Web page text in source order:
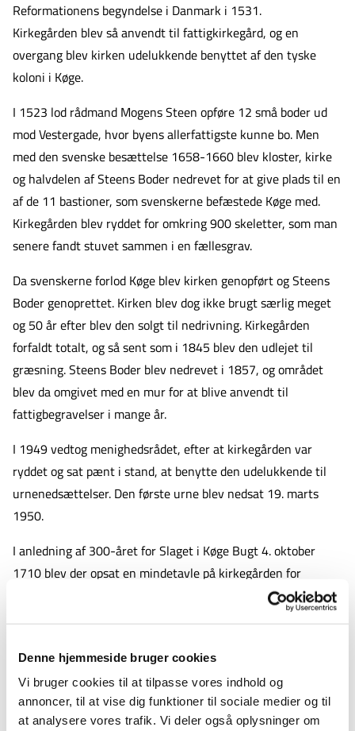
Denne hjemmeside bruger cookies
Vi bruger cookies til at tilpasse vores indhold og
annoncer, til at vise dig funktioner til sociale medier og til
at analysere vores trafik. Vi deler også oplysninger om
Reformationens begyndelse i Danmark i 1531.
Kirkegården blev så anvendt til fattigkirkegård, og en
overgang blev kirken udelukkende benyttet af den tyske
koloni i Køge.
I 1523 lod rådmand Mogens Steen opføre 12 små boder ud
mod Vestergade, hvor byens allerfattigste kunne bo. Men
med den svenske besættelse 1658-1660 blev kloster, kirke
og halvdelen af Steens Boder nedrevet for at give plads til en
af de 11 bastioner, som svenskerne befæstede Køge med.
Kirkegården blev ryddet for omkring 900 skeletter, som man
senere fandt stuvet sammen i en fællesgrav.
Da svenskerne forlod Køge blev kirken genopført og Steens
Boder genoprettet. Kirken blev dog ikke brugt særlig meget
og 50 år efter blev den solgt til nedrivning. Kirkegården
forfaldt totalt, og så sent som i 1845 blev den udlejet til
græsning. Steens Boder blev nedrevet i 1857, og området
blev da omgivet med en mur for at blive anvendt til
fattigbegravelser i mange år.
I 1949 vedtog menighedsrådet, efter at kirkegården var
ryddet og sat pænt i stand, at benytte den udelukkende til
urnenedsættelser. Den første urne blev nedsat 19. marts
1950.
I anledning af 300-året for Slaget i Køge Bugt 4. oktober
1710 blev der opsat en mindetavle på kirkegården for
Klosterkirkegården bliver fortsat kun benyttet til
urnenedsættelser.
Assistens Kirkegård (mellem Nyportstræde og
Kirkestræde)